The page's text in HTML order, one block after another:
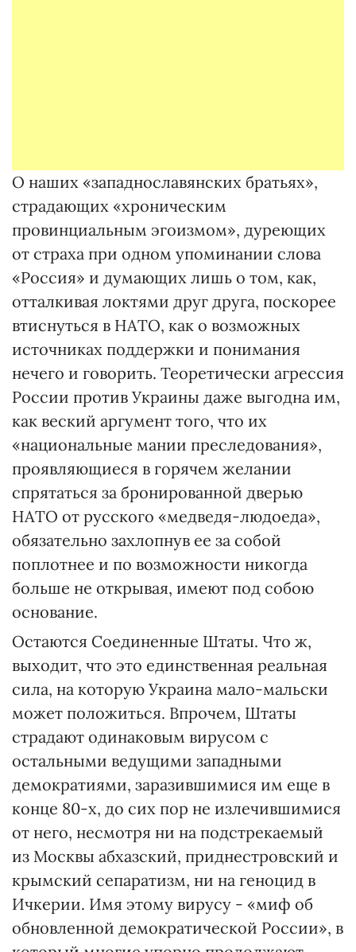
О наших «западнославянских братьях»,
страдающих «хроническим
провинциальным эгоизмом», дуреющих
от страха при одном упоминании слова
«Россия» и думающих лишь о том, как,
отталкивая локтями друг друга, поскорее
втиснуться в НАТО, как о возможных
источниках поддержки и понимания
нечего и говорить. Теоретически агрессия
России против Украины даже выгодна им,
как веский аргумент того, что их
«национальные мании преследования»,
проявляющиеся в горячем желании
спрятаться за бронированной дверью
НАТО от русского «медведя-людоеда»,
обязательно захлопнув ее за собой
поплотнее и по возможности никогда
больше не открывая, имеют под собою
основание.
Остаются Соединенные Штаты. Что ж,
выходит, что это единственная реальная
сила, на которую Украина мало-мальски
может положиться. Впрочем, Штаты
страдают одинаковым вирусом с
остальными ведущими западными
демократиями, заразившимися им еще в
конце 80-х, до сих пор не излечившимися
от него, несмотря ни на подстрекаемый
из Москвы абхазский, приднестровский и
крымский сепаратизм, ни на геноцид в
Ичкерии. Имя этому вирусу - «миф об
обновленной демократической России», в